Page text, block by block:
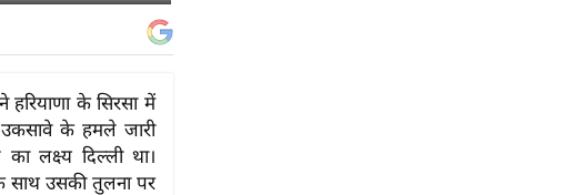
के सिरसा में
उकसावे के हमले जारी
का लक्ष्य दिल्ली था।
साथ उसकी तुलना पर